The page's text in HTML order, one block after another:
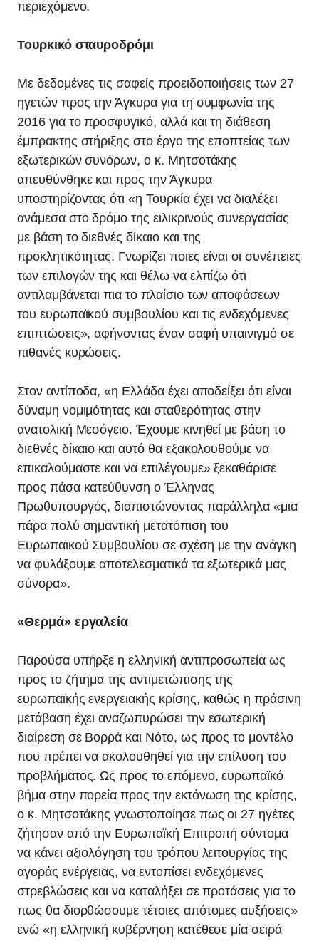
περιεχόμενο.
Τουρκικό σταυροδρόμι
Με δεδομένες τις σαφείς προειδοποιήσεις των 27
ηγετών προς την Άγκυρα για τη συμφωνία της
2016 για το προσφυγικό, αλλά και τη διάθεση
έμπρακτης στήριξης στο έργο της εποπτείας των
εξωτερικών συνόρων, ο κ. Μητσοτάκης
απευθύνθηκε και προς την Άγκυρα
υποστηρίζοντας ότι «η Τουρκία έχει να διαλέξει
ανάμεσα στο δρόμο της ειλικρινούς συνεργασίας
με βάση το διεθνές δίκαιο και της
προκλητικότητας. Γνωρίζει ποιες είναι οι συνέπειες
των επιλογών της και θέλω να ελπίζω ότι
αντιλαμβάνεται πια το πλαίσιο των αποφάσεων
του ευρωπαϊκού συμβουλίου και τις ενδεχόμενες
επιπτώσεις», αφήνοντας έναν σαφή υπαινιγμό σε
πιθανές κυρώσεις.
Στον αντίποδα, «η Ελλάδα έχει αποδείξει ότι είναι
δύναμη νομιμότητας και σταθερότητας στην
ανατολική Μεσόγειο. Έχουμε κινηθεί με βάση το
διεθνές δίκαιο και αυτό θα εξακολουθούμε να
επικαλούμαστε και να επιλέγουμε» ξεκαθάρισε
προς πάσα κατεύθυνση ο Έλληνας
Πρωθυπουργός, διαπιστώνοντας παράλληλα «μια
πάρα πολύ σημαντική μετατόπιση του
Ευρωπαϊκού Συμβουλίου σε σχέση με την ανάγκη
να φυλάξουμε αποτελεσματικά τα εξωτερικά μας
σύνορα».
«Θερμά» εργαλεία
Παρούσα υπήρξε η ελληνική αντιπροσωπεία ως
προς το ζήτημα της αντιμετώπισης της
ευρωπαϊκής ενεργειακής κρίσης, καθώς η πράσινη
μετάβαση έχει αναζωπυρώσει την εσωτερική
διαίρεση σε Βορρά και Νότο, ως προς το μοντέλο
που πρέπει να ακολουθηθεί για την επίλυση του
προβλήματος. Ως προς το επόμενο, ευρωπαϊκό
βήμα στην πορεία προς την εκτόνωση της κρίσης,
ο κ. Μητσοτάκης γνωστοποίησε πως οι 27 ηγέτες
ζήτησαν από την Ευρωπαϊκή Επιτροπή σύντομα
να κάνει αξιολόγηση του τρόπου λειτουργίας της
αγοράς ενέργειας, να εντοπίσει ενδεχόμενες
στρεβλώσεις και να καταλήξει σε προτάσεις για το
πως θα διορθώσουμε τέτοιες απότομες αυξήσεις»
ενώ «η ελληνική κυβέρνηση κατέθεσε μία σειρά